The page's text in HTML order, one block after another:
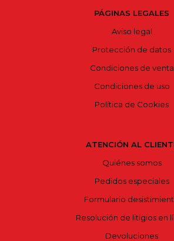
PÁGINAS LEGALES
Aviso legal
Protección de datos
Condiciones de venta
Condiciones de uso
Política de Cookies
ATENCIÓN AL
Quiénes somos
Pedidos especiales
Formulario
Resolución de litigios en
Devoluciones